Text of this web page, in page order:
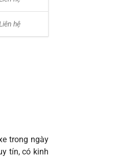
hệ
trong ngày
tín, có kinh